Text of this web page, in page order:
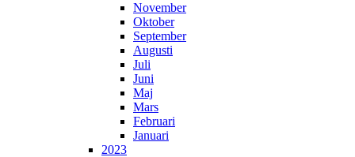
November
Oktober
September
Augusti
Juli
Juni
Maj
Mars
Februari
Januari
2023